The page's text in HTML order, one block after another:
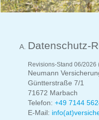
Datenschutz-
Revisions-Stand 06/2026
Neumann
Güntterstraße 7/1
71672 Marbach
Telefon: +49 7144
E-Mail: